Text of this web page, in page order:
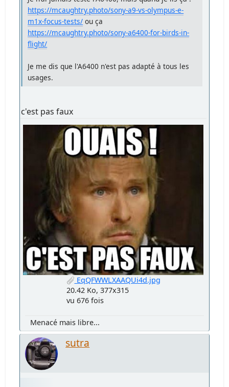
https://mcaughtry.photo/sony-a9-vs-olympus-e-
m1x-focus-tests/ ou ça
https://mcaughtry.photo/sony-a6400-for-birds-in-
flight/
Je me dis que l'A6400 n'est pas adapté à tous les
usages.
c'est pas faux
EqQFWWLXAAQUi4d.jpg
20.42 Ko, 377x315
vu 676 fois
Menacé mais libre...
sutra